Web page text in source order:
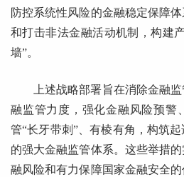
防控系统性风险的金融稳定保障
和打击非法金融活动机制，构建
墙”。
上述战略部署旨在消除金融
融监管力度，强化金融风险预警
管“长牙带刺”、有棱有角，构筑
的强大金融监管体系。这些举措
融风险和有力保障国家金融安全